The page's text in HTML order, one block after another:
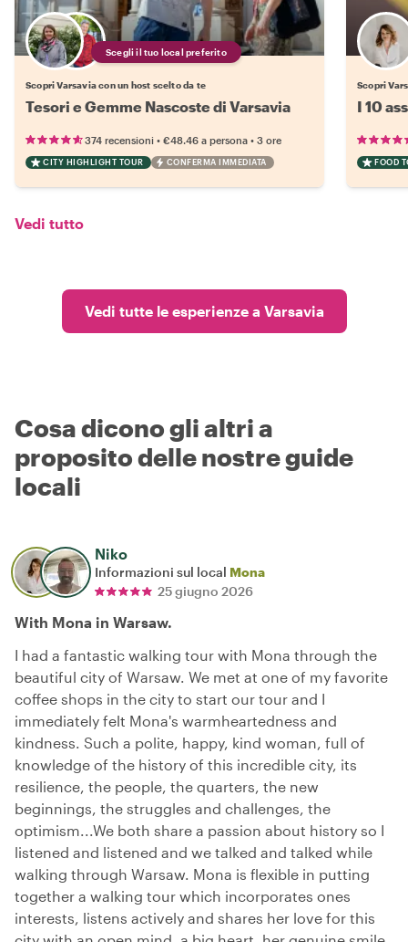
Scegli il tuo local preferito
Scopri Varsavia con un host scelto da te
Tesori e Gemme Nascoste di Varsavia
374 recensioni • €48.46 a persona • 3 ore
CITY HIGHLIGHT TOUR CONFERMA IMMEDIATA
Scopri
I 10
FOOD
Vedi tutto
Vedi tutte le esperienze a Varsavia
Cosa dicono gli altri a
proposito delle nostre guide
locali
Niko
Informazioni sul local Mona
25 giugno 2026
With Mona in Warsaw.
I had a fantastic walking tour with Mona through the
beautiful city of Warsaw. We met at one of my favorite
coffee shops in the city to start our tour and I
immediately felt Mona's warmheartedness and
kindness. Such a polite, happy, kind woman, full of
knowledge of the history of this incredible city, its
resilience, the people, the quarters, the new
beginnings, the struggles and challenges, the
optimism...We both share a passion about history so I
listened and listened and we talked and talked while
walking through Warsaw. Mona is flexible in putting
together a walking tour which incorporates ones
interests, listens actively and shares her love for this